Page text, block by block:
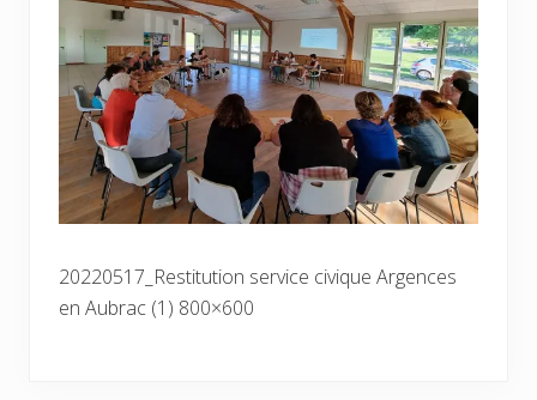
20220517_Restitution service civique Argences
en Aubrac (1) 800×600